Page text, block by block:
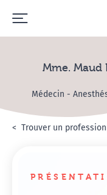
Mme. Maud
Médecin -
Accueil
Annuaire Hypnosanté
Trouver un